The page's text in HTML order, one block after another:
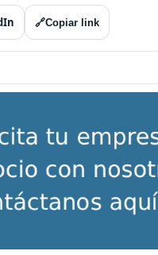
🔗Copiar link